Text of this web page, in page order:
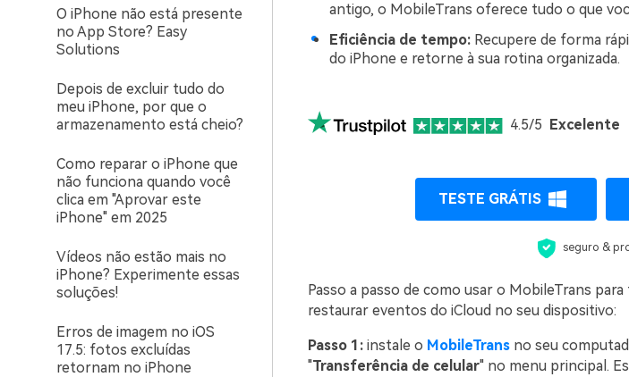
O iPhone não está presente
no App Store? Easy
Solutions
Depois de excluir tudo do
meu iPhone, por que o
armazenamento está cheio?
Como reparar o iPhone que
não funciona quando você
clica em "Aprovar este
iPhone" em 2025
Vídeos não estão mais no
iPhone? Experimente essas
soluções!
Erros de imagem no iOS
17.5: fotos excluídas
retornam no iPhone
antigo, o MobileTrans oferece tudo o que
Eficiência de tempo:Recupere de forma
do iPhone e retorne à sua rotina organizada.
4.5/5 Excelente
TESTE GRÁTIS
seguro &
Passo a passo de como usar o MobileTrans
restaurar eventos do iCloud no seu dispositivo:
Passo 1:instale o MobileTransno seu
"Transferência de celular" no menu principal.